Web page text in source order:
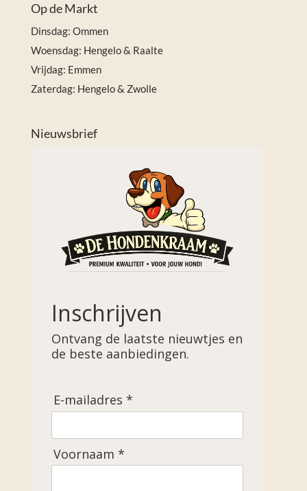
Op de Markt
Dinsdag: Ommen
Woensdag: Hengelo & Raalte
Vrijdag: Emmen
Zaterdag: Hengelo & Zwolle
Nieuwsbrief
Inschrijven
Ontvang de laatste nieuwtjes en
de beste aanbiedingen.
E-mailadres *
Voornaam *